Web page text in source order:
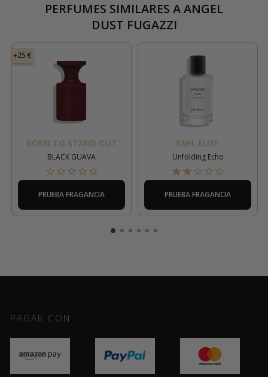
PERFUMES SIMILARES AANGEL
DUST FUGAZZI
+25 €
BORN TO STAND OUT
BLACK GUAVA
PRUEBA FRAGANCIA
EMIL ÉLISE
Unfolding Echo
PRUEBA FRAGANCIA
PAGAR CON